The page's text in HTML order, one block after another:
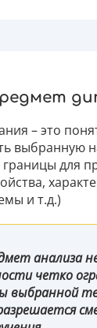
– это
выбранную
границы для
и т.д.)
анализа
четко
выбранной